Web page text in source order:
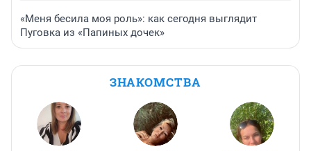
«Меня бесила моя роль»: как сегодня выглядит
Пуговка из «Папиных дочек»
ЗНАКОМСТВА